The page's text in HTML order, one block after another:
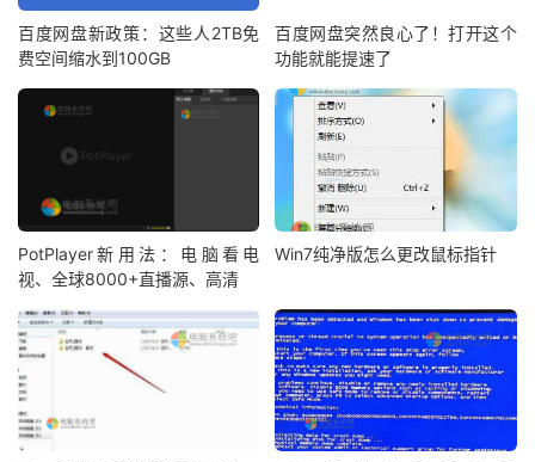
百度网盘新政策：这些人2TB免
费空间缩水到100GB
百度网盘突然良心了！打开这个
功能就能提速了
PotPlayer新用法：电脑看电
视、全球8000+直播源、高清
Win7纯净版怎么更改鼠标指针